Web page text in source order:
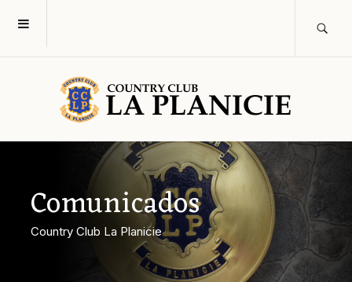
Comunicados
Country Club La Planicie